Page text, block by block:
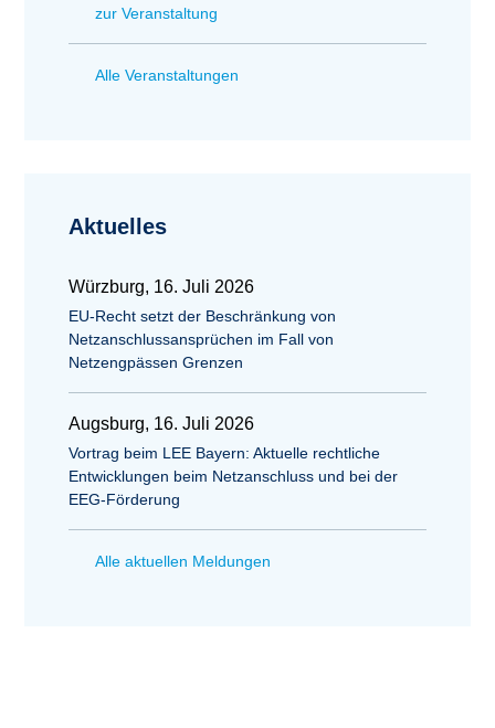
zur Veranstaltung
Alle Veranstaltungen
Aktuelles
Würzburg, 16. Juli 2026
EU-Recht setzt der Beschränkung von
Netzanschlussansprüchen im Fall von
Netzengpässen Grenzen
Augsburg, 16. Juli 2026
Vortrag beim LEE Bayern: Aktuelle rechtliche
Entwicklungen beim Netzanschluss und bei der
EEG-Förderung
Alle aktuellen Meldungen